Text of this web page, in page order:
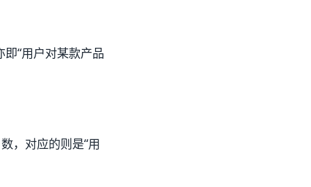
“用户对某款产品
，对应的则是“用